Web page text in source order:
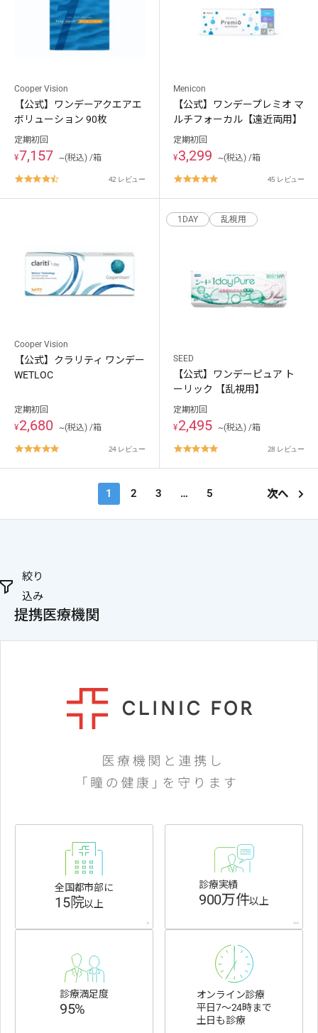
Cooper Vision
【公式】ワンデーアクエアエ
ボリューション 90枚
定期初回
¥7,157 ~(税込) /箱
4.7
rating
42 レビュー
Menicon
【公式】ワンデープレミオ マ
ルチフォーカル【遠近両用】
定期初回
¥3,299 ~(税込) /箱
4.8
rating
45 レビュー
Cooper Vision
【公式】クラリティ ワンデー
WETLOC
定期初回
¥2,680 ~(税込) /箱
4.9
rating
24 レビュー
1DAY 乱視用
SEED
【公式】ワンデーピュア ト
ーリック 【乱視用】
定期初回
¥2,495 ~(税込) /箱
4.8
rating
28 レビュー
1 2 3 … 5 次へ
絞り
込み
提携医療機関
全国都市部に
15院以上
*
診療実績
900万件以上
**
診療満足度
95%
オンライン診療
平日7〜24時まで
土日も診療